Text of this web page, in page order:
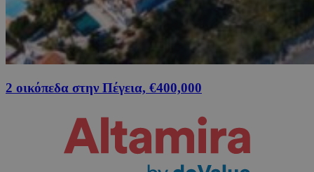
2 οικόπεδα στην Πέγεια, €400,000